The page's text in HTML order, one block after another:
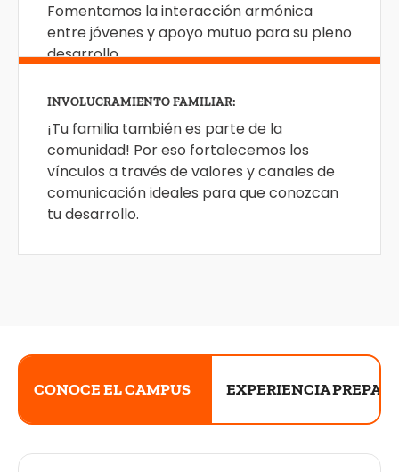
Fomentamos la interacción armónica
entre jóvenes y apoyo mutuo para su pleno
desarrollo.
EQUIPO DOCENTE PROFESIONAL:
Ellos cuentan con la preparación y
experiencia para potenciar tu desarrollo a
través de metodologías como el
aprendizaje personalizado y la cultura
maker.
RELACIONES PARA TODA LA VIDA:
La interacción formativa con tus
compañeros no solo favorece tu desarrollo
personal, sino que también construye
relaciones de amistad y futura vinculación
profesional.
EXPERIENCIAS FORMATIVAS:
Contamos con una visión humanista que
busca desarrollar en los jóvenes como tú,
habilidades en el ámbito social, cultural,
artístico, deportivo, de liderazgo,
emprendimiento y compromiso social.
INVOLUCRAMIENTO FAMILIAR:
¡Tu familia también es parte de la
comunidad! Por eso fortalecemos los
vínculos a través de valores y canales de
comunicación ideales para que conozcan
tu desarrollo.
CONOCE EL CAMPUS EXPERIENCIA PREPA